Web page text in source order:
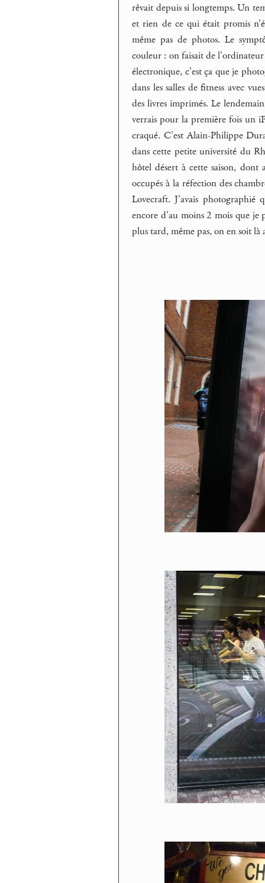
rêvait depuis si longtemps. Un
et rien de ce qui était promis
même pas de photos. Le
couleur : on faisait de
électronique, c’est ça que je
dans les salles de fitness avec
des livres imprimés. Le
verrais pour la première fois un
craqué. C’est Alain-Philippe
dans cette petite université du
hôtel désert à cette saison, dont
occupés à la réfection des
Lovecraft. J’avais photographié
encore d’au moins 2 mois que
plus tard, même pas, on en soit là